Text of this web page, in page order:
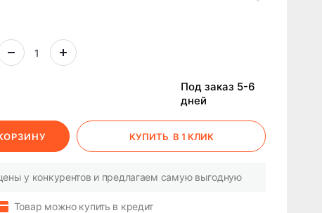
Под заказ 5-6
дней
КУПИТЬ В 1 КЛИК
у конкурентов и предлагаем самую выгодную
Товар можно купить в кредит